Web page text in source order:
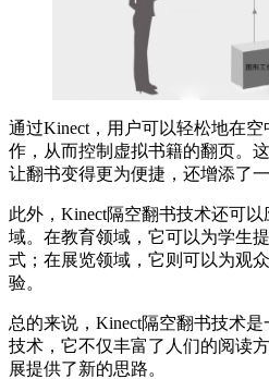
通过Kinect，用户可以轻松地在
作，从而控制虚拟书籍的翻页。
让翻书变得更为便捷，还增添了
此外，Kinect隔空翻书技术还可
域。在教育领域，它可以为学生
式；在展览领域，它则可以为观
验。
总的来说，Kinect隔空翻书技术
技术，它不仅丰富了人们的阅读
展提供了新的思路。